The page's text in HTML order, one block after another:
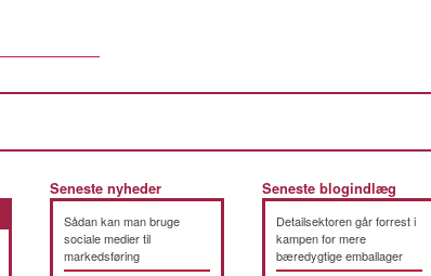
Seneste nyheder
Sådan kan man bruge
sociale medier til
markedsføring
Seneste blogindlæg
Detailsektoren går forrest i
kampen for mere
bæredygtige emballager